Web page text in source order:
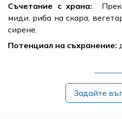
Съчетание с храна:
миди, риба на скара,
сирене.
Потенциал на съхранение:
Задайте